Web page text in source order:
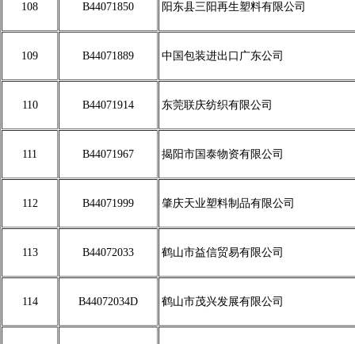
108 B44071850 阳东县三阳再生塑料有限公司
109 B44071889 中国包装进出口广东公司
110 B44071914 东莞联庆纺织有限公司
111 B44071967 揭阳市国泰物资有限公司
112 B44071999 肇庆天业塑料制品有限公司
113 B44072033 鹤山市益信贸易有限公司
114 B44072034D 鹤山市茂兴发展有限公司